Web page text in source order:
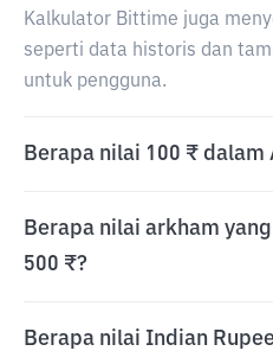
Kalkulator Bittime juga
seperti data historis dan
untuk pengguna.
Berapa nilai 100 ₹ dalam
Berapa nilai arkham
500 ₹?
Berapa nilai Indian